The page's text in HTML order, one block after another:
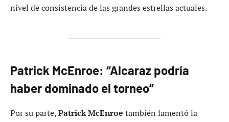
nivel de consistencia de las grandes estrellas actuales.
Patrick McEnroe: “Alcaraz podría
haber dominado el torneo”
Por su parte,Patrick McEnroe también lamentó la